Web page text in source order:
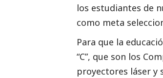
los estudiantes de
como meta
Para que la
“C”, que son los
proyectores láser y